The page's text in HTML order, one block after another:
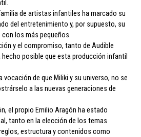
de artistas infantiles ha marcado su
del entretenimiento y, por supuesto, su
los más pequeños.
y el compromiso, tanto de Audible
posible que esta producción infantil
vocación de que Miliki y su universo, no se
a las nuevas generaciones de
el propio Emilio Aragón ha estado
tanto en la elección de los temas
estructura y contenidos como